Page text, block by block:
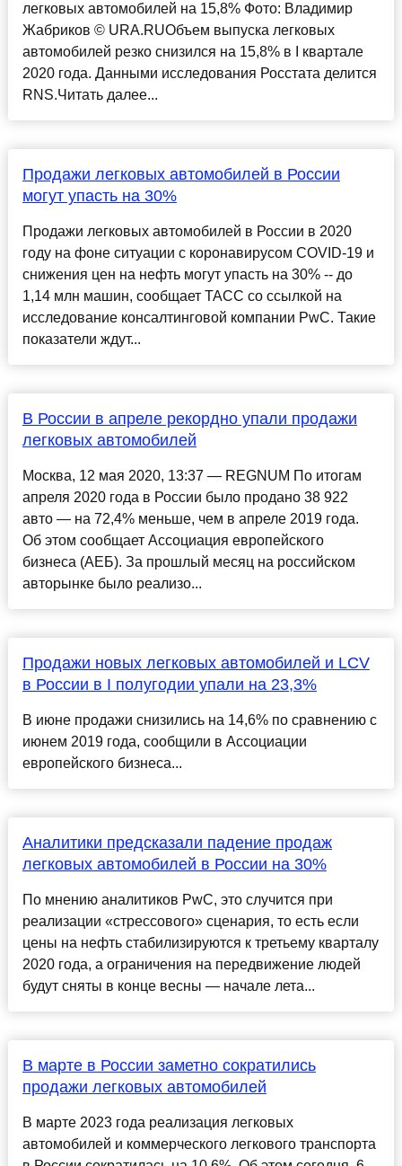
легковых автомобилей на 15,8% Фото: Владимир
Жабриков © URA.RUОбъем выпуска легковых
автомобилей резко снизился на 15,8% в I квартале
2020 года. Данными исследования Росстата делится
RNS.Читать далее...
Продажи легковых автомобилей в России
могут упасть на 30%
Продажи легковых автомобилей в России в 2020
году на фоне ситуации с коронавирусом COVID-19 и
снижения цен на нефть могут упасть на 30% -- до
1,14 млн машин, сообщает ТАСС со ссылкой на
исследование консалтинговой компании PwC. Такие
показатели ждут...
В России в апреле рекордно упали продажи
легковых автомобилей
Москва, 12 мая 2020, 13:37 — REGNUM По итогам
апреля 2020 года в России было продано 38 922
авто — на 72,4% меньше, чем в апреле 2019 года.
Об этом сообщает Ассоциация европейского
бизнеса (АЕБ). За прошлый месяц на российском
авторынке было реализо...
Продажи новых легковых автомобилей и LCV
в России в I полугодии упали на 23,3%
В июне продажи снизились на 14,6% по сравнению с
июнем 2019 года, сообщили в Ассоциации
европейского бизнеса...
Аналитики предсказали падение продаж
легковых автомобилей в России на 30%
По мнению аналитиков PwC, это случится при
реализации «стрессового» сценария, то есть если
цены на нефть стабилизируются к третьему кварталу
2020 года, а ограничения на передвижение людей
будут сняты в конце весны — начале лета...
В марте в России заметно сократились
продажи легковых автомобилей
В марте 2023 года реализация легковых
автомобилей и коммерческого легкового транспорта